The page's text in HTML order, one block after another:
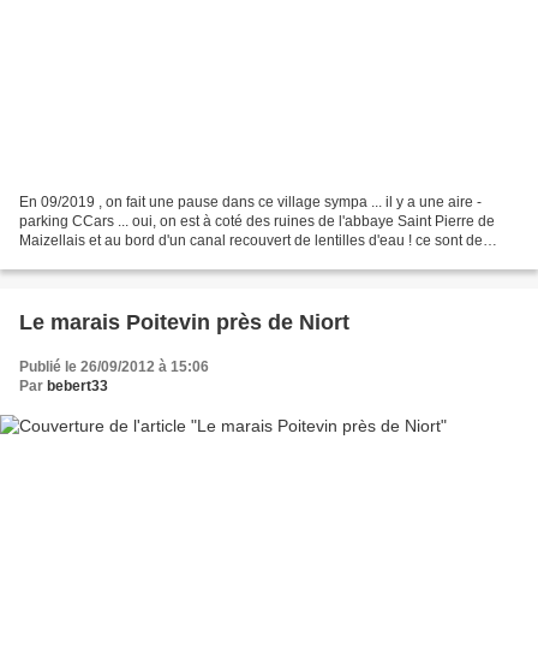
En 09/2019 , on fait une pause dans ce village sympa ... il y a une aire -
parking CCars ... oui, on est à coté des ruines de l'abbaye Saint Pierre de
Maizellais et au bord d'un canal recouvert de lentilles d'eau ! ce sont de
Le marais Poitevin près de Niort
Publié le 26/09/2012 à 15:06
Par bebert33